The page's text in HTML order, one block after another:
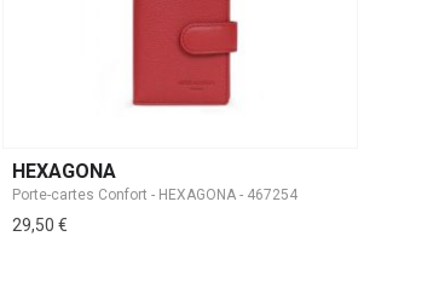
HEXAGONA
Porte-cartes Confort - HEXAGONA - 467254
29,50 €